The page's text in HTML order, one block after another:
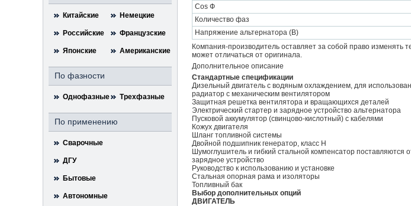
Китайские Немецкие
Российские Французские
Японские Американские
По фазности
Однофазные Трехфазные
По применению
Сварочные
ДГУ
Бытовые
Автономные
Cos Ф
Количество фаз
Напряжение альтернатора (В)
Компания-производитель оставляет за собой право изменять
может отличаться от оригинала.
Дополнительное описание
Стандартные спецификации
Дизельный двигатель с водяным охлаждением, для
радиатор с механическим вентилятором
Защитная решетка вентилятора и вращающихся деталей
Электрический стартер и зарядное устройство альтернатора
Пусковой аккумулятор (свинцово-кислотный) с кабелями
Кожух двигателя
Шланг топливной системы
Двойной подшипник генератор, класс H
Шумоглушитель и гибкий стальной компенсатор поставляются
зарядное устройство
Руководство к использованию и установке
Стальная опорная рама и изоляторы
Топливный бак
Выбор дополнительных опций
ДВИГАТЕЛЬ